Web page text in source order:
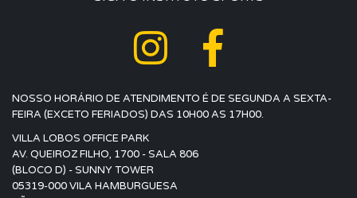
NOSSO HORÁRIO DE ATENDIMENTO É DE SEGUNDA A SEXTA-
FEIRA (EXCETO FERIADOS) DAS 10H00 AS 17H00.
VILLA LOBOS OFFICE PARK
AV. QUEIROZ FILHO, 1700 - SALA 806
(BLOCO D) - SUNNY TOWER
05319-000 VILA HAMBURGUESA